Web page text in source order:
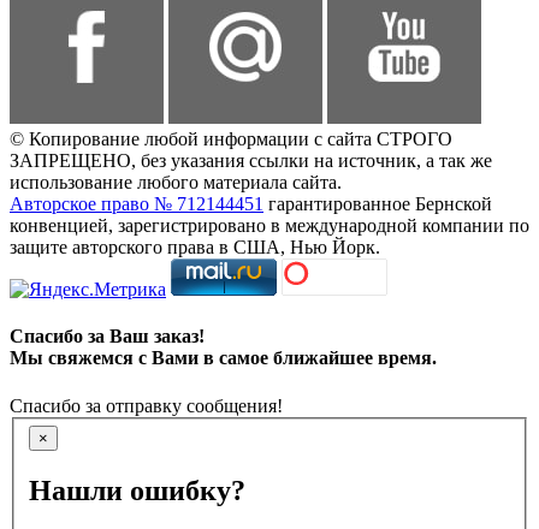
© Копирование любой информации с сайта СТРОГО
ЗАПРЕЩЕНО, без указания ссылки на источник, а так же
использование любого материала сайта.
Авторское право № 712144451 гарантированное Бернской
конвенцией, зарегистрировано в международной компании по
защите авторского права в США, Нью Йорк.
Спасибо за Ваш заказ!
Мы свяжемся с Вами в самое ближайшее время.
Спасибо за отправку сообщения!
×
Нашли ошибку?